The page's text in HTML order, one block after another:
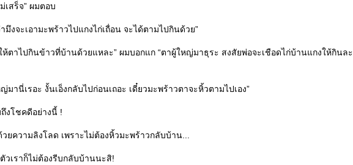
เสร็จ” ผมตอบ
มึงจะเอามะพร้าวไปแกงไก่เถื่อน จะได้ตามไปกินด้วย”
ห้ตาไปกินข้าวที่บ้านด้วยแหละ” ผมบอกแก “ตาผู้ใหญ่มาธุระ สงสัยพ่อจะเชือดไก่บ้านแกงให้กินละ
มานี่เรอะ งั้นเอ็งกลับไปก่อนเถอะ เดี๋ยวมะพร้าวตาจะหิ้วตามไปเอง”
งโชคดีอย่างนี้ !
ยความลิงโลด เพราะไม่ต้องหิ้วมะพร้าวกลับบ้าน...
วเราก็ไม่ต้องรีบกลับบ้านนะสิ!